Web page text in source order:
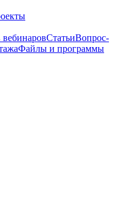
СтатьиВопрос-
Файлы и программы